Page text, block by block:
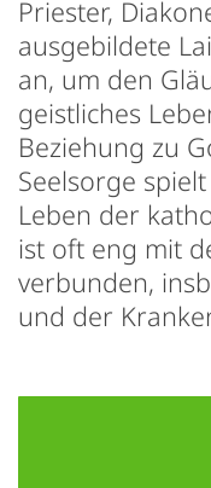
Priester,
ausgebildete
an, um den
geistliches
Beziehung zu
Seelsorge
Leben der
ist oft eng mit
verbunden,
und der